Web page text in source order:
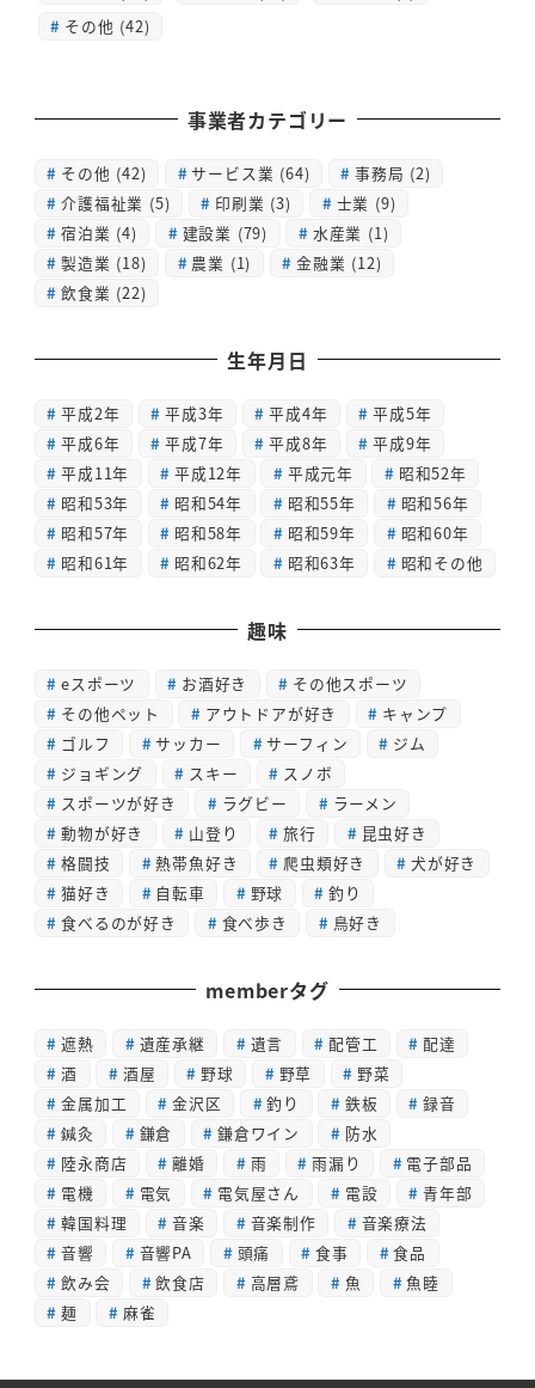
その他 (42)
事業者カテゴリー
その他 (42) サービス業 (64) 事務局 (2)
介護福祉業 (5) 印刷業 (3) 士業 (9)
宿泊業 (4) 建設業 (79) 水産業 (1)
製造業 (18) 農業 (1) 金融業 (12)
飲食業 (22)
生年月日
平成2年 平成3年 平成4年
平成5年
平成6年
平成7年 平成8年
平成9年
平成11年
平成12年 平成元年
昭和52年
昭和53年
昭和54年 昭和55年
昭和56年
昭和57年
昭和58年 昭和59年
昭和60年
昭和61年
昭和62年 昭和63年 昭和その他
趣味
eスポーツ お酒好き
その他スポーツ
その他ペット
アウトドアが好き
キャンプ
ゴルフ
サッカー サーフィン
ジム
ジョギング
スキー
スノボ
スポーツが好き
ラグビー
ラーメン
動物が好き
山登り 旅行
昆虫好き
格闘技
熱帯魚好き 爬虫類好き
犬が好き
猫好き
自転車 野球
釣り
食べるのが好き
食べ歩き 鳥好き
memberタグ
遮熱 遺産承継 遺言 配管工
配達
酒
酒屋 野球 野草
野菜
金属加工
金沢区 釣り 鉄板
録音
鍼灸
鎌倉 鎌倉ワイン
防水
陸永商店
離婚 雨 雨漏り
電子部品
電機
電気 電気屋さん 電設
青年部
韓国料理
音楽 音楽制作
音楽療法
音響
音響PA 頭痛 食事
食品
飲み会
飲食店 高層鳶 魚
魚睦
麺
麻雀